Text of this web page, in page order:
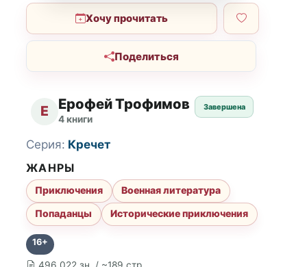
Хочу прочитать
Поделиться
Е Ерофей Трофимов
4 книги
Завершена
16+
Серия: Кречет
ЖАНРЫ
Приключения
Военная литература
Попаданцы
Исторические приключения